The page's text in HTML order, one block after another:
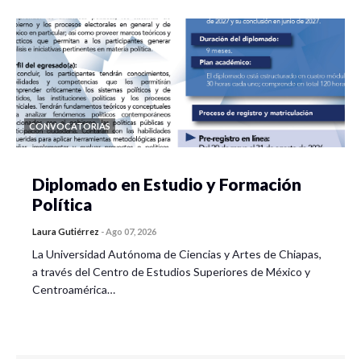
CONVOCATORIAS
Diplomado en Estudio y Formación
Política
Laura Gutiérrez -Ago 07, 2026
La Universidad Autónoma de Ciencias y Artes de Chiapas,
a través del Centro de Estudios Superiores de México y
Centroamérica…